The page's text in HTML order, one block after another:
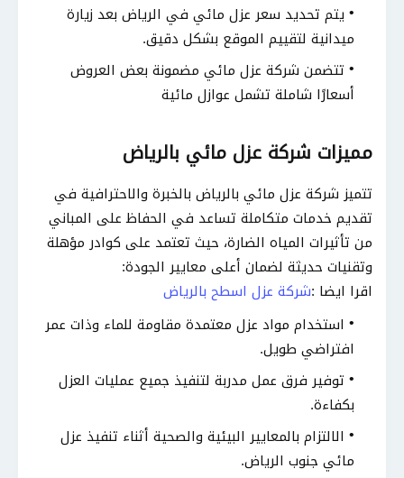
يتم تحديد سعر عزل مائي في الرياض بعد زيارة
ميدانية لتقييم الموقع بشكل دقيق.
تتضمن شركة عزل مائي مضمونة بعض العروض
أسعارًا شاملة تشمل عوازل مائية
مميزات شركة عزل مائي بالرياض
تتميز شركة عزل مائي بالرياض بالخبرة والاحترافية في
تقديم خدمات متكاملة تساعد في الحفاظ على المباني
من تأثيرات المياه الضارة، حيث تعتمد على كوادر مؤهلة
وتقنيات حديثة لضمان أعلى معايير الجودة:
اقرا ايضا :شركة عزل اسطح بالرياض
استخدام مواد عزل معتمدة مقاومة للماء وذات عمر
افتراضي طويل.
توفير فرق عمل مدربة لتنفيذ جميع عمليات العزل
بكفاءة.
الالتزام بالمعايير البيئية والصحية أثناء تنفيذ عزل
مائي جنوب الرياض.